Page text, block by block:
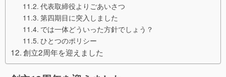
代表取締役よりごあいさつ
第四期目に突入しました
では一体どういった方針でしょう？
ひとつのポリシー
創立2周年を迎えました